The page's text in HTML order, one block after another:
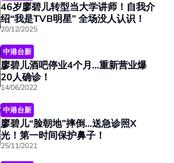
46岁廖碧儿转型当大学讲师！自我介
绍“我是TVB明星” 全场没人认识！
20/12/2025
中港台新
廖碧儿酒吧停业4个月...重新营业爆
20人确诊！
14/06/2022
中港台新
廖碧儿“脸朝地”摔倒...送急诊照X
光！第一时间保护鼻子！
25/11/2021